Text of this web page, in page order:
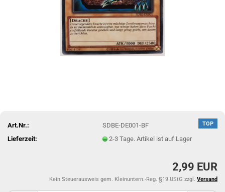
TOP
Art.Nr.:
SDBE-DE001-BF
Lieferzeit:
2-3 Tage. Artikel ist auf Lager
2,99 EUR
Kein Steuerausweis gem. Kleinuntern.-Reg. §19 UStG zzgl. Versand